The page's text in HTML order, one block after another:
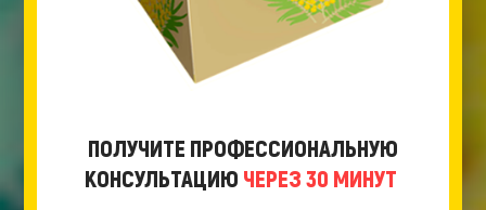
ПОЛУЧИТЕ ПРОФЕССИОНАЛЬНУЮ
КОНСУЛЬТАЦИЮ ЧЕРЕЗ 30 МИНУТ